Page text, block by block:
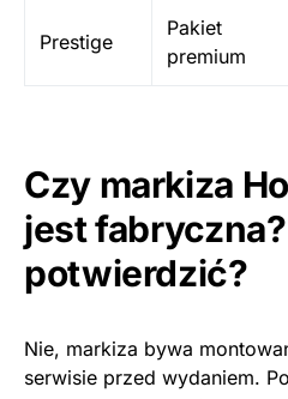
Prestige
Pakiet
premium
Czy markiza
jest
potwierdzić?
Nie, markiza bywa
serwisie przed wydaniem.